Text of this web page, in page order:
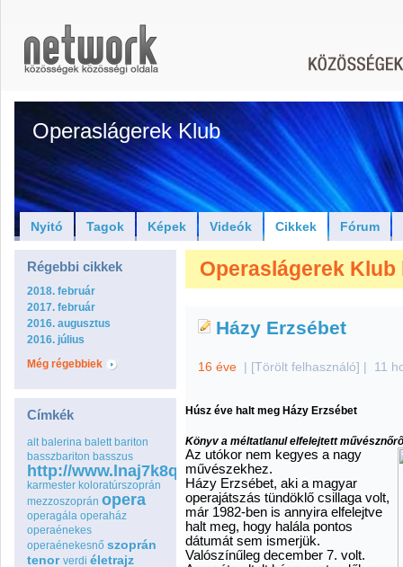
Operaslágerek Klub
Nyitó Tagok Képek Videók Cikkek Fórum
Régebbi cikkek
2018. február
2017. február
2016. augusztus
2016. július
Még régebbiek
Címkék
alt balerina balett bariton
basszbariton basszus
http://www.lnaj7k8qspfmo2wq8go.com
karmester koloratúrszoprán
mezzoszoprán opera
operagála operaház
operaénekes
operaénekesnő szoprán
tenor verdi életrajz
Operaslágerek
Házy Erzsébet
16 éve | [Törölt felhasználó] | 11
Húsz éve halt meg Házy Erzsébet
Könyv a méltatlanul elfelejtett
Az utókor nem kegyes a nagy
művészekhez.
Házy Erzsébet, aki a magyar
operajátszás tündöklő csillaga volt,
már 1982-ben is annyira elfelejtve
halt meg, hogy halála pontos
dátumát sem ismerjük.
Valószínűleg december 7. volt.